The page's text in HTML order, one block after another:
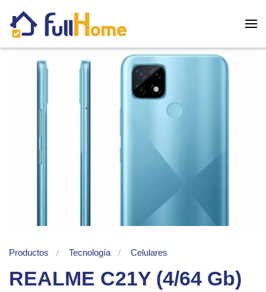
Skip to main content
Productos Tecnología Celulares
REALME C21Y (4/64 Gb)